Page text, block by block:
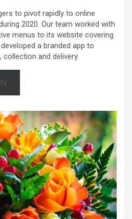
to pivot rapidly to online
2020. Our team worked with
menus to its website covering
a branded app to
and delivery.